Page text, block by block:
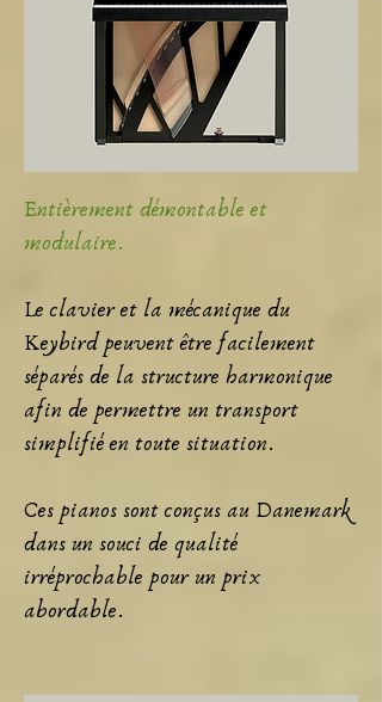
Entièrement démontable et
modulaire.
Le clavier et la mécanique du
Keybird peuvent être facilement
séparés de la structure harmonique
afin de permettre un transport
simplifié en toute situation.
Ces pianos sont conçus au Danemark
dans un souci de qualité
irréprochable pour un prix
abordable.